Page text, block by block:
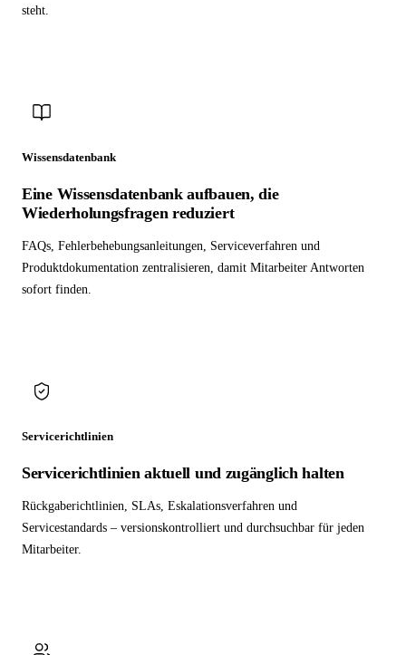
steht.
Wissensdatenbank
Eine Wissensdatenbank aufbauen, die
Wiederholungsfragen reduziert
FAQs, Fehlerbehebungsanleitungen, Serviceverfahren und
Produktdokumentation zentralisieren, damit Mitarbeiter Antworten
sofort finden.
Servicerichtlinien
Servicerichtlinien aktuell und zugänglich halten
Rückgaberichtlinien, SLAs, Eskalationsverfahren und
Servicestandards – versionskontrolliert und durchsuchbar für jeden
Mitarbeiter.